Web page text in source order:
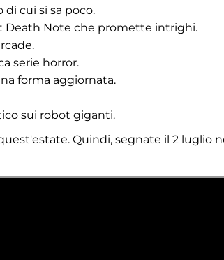
cui si sa poco.
Death Note che promette intrighi.
serie horror.
forma aggiornata.
sui robot giganti.
Quindi, segnate il 2 luglio